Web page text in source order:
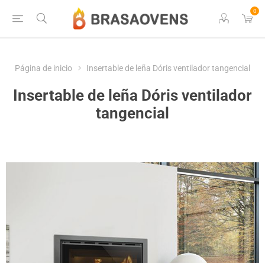
0
Página de inicio Insertable de leña Dóris ventilador tangencial
Insertable de leña Dóris ventilador
tangencial